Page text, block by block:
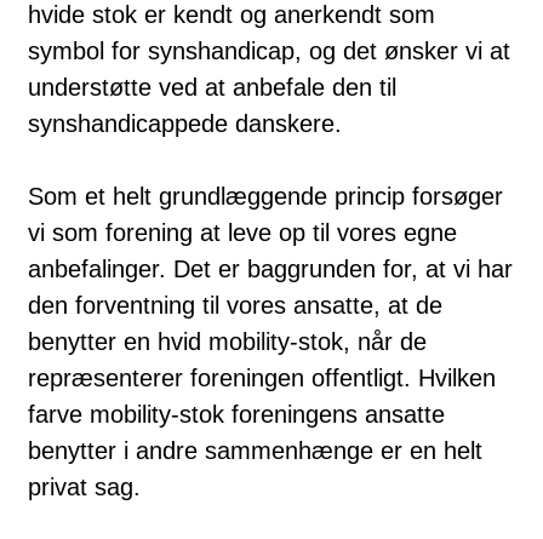
hvide stok er kendt og anerkendt som
symbol for synshandicap, og det ønsker vi at
understøtte ved at anbefale den til
synshandicappede danskere.
Som et helt grundlæggende princip forsøger
vi som forening at leve op til vores egne
anbefalinger. Det er baggrunden for, at vi har
den forventning til vores ansatte, at de
benytter en hvid mobility-stok, når de
repræsenterer foreningen offentligt. Hvilken
farve mobility-stok foreningens ansatte
benytter i andre sammenhænge er en helt
privat sag.